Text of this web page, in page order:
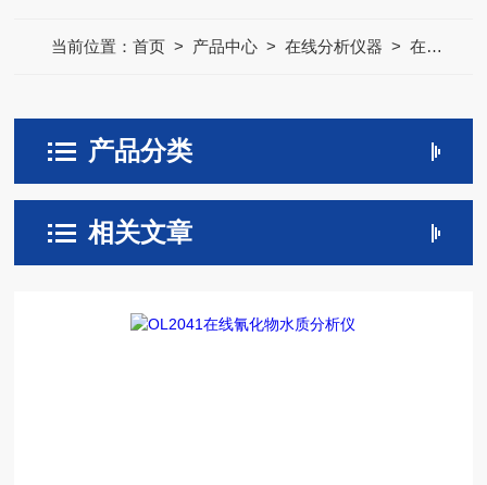
当前位置：首页 > 产品中心 >在线分析仪器 >在线*水质分析仪
产品分类
相关文章